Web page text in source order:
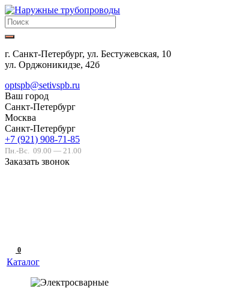
г. Санкт-Петербург, ул. Бестужевская, 10
ул. Орджоникидзе, 42б
optspb@setivspb.ru
Ваш город
Санкт-Петербург
Москва
Санкт-Петербург
+7 (921) 908-71-85
Пн.-Вс. 09.00 — 21.00
Заказать звонок
0
Каталог